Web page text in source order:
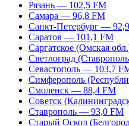
Рязань — 102,5 FM
Самара — 96,8 FM
Санкт-Петербург —
Саратов — 101,1 FM
Саргатское (Омская
Светлоград
Севастополь — 103,7
Симферополь
Смоленск — 88,4 FM
Советск
Ставрополь — 93,0 FM
Старый Оскол